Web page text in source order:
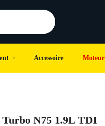
Accessoire Moteur
N75 1.9L TDI